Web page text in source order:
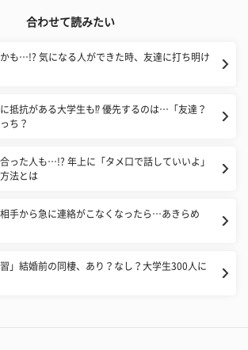
合わせて読みたい
も…!? 気になる人ができた時、友達に打ち明け
抵抗がある大学生も⁉ 優先するのは…「友達？
ち？
った人も…!? 年上に「タメ口で話していいよ」
法とは
手から急に連絡がこなくなったら…あきらめ
習」結婚前の同棲、あり？なし？大学生300人に